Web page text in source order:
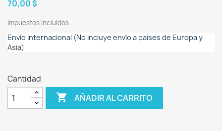
70,00 $
Impuestos incluidos
Envío Internacional (No incluye envío a países de Europa y
Asia)
Cantidad
 AÑADIR AL CARRITO